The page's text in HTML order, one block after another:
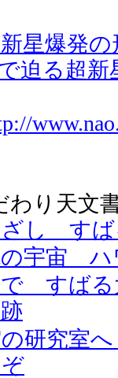
星爆発
迫る超
わり天文
し すば
宇宙 ハ
すばる
研究室